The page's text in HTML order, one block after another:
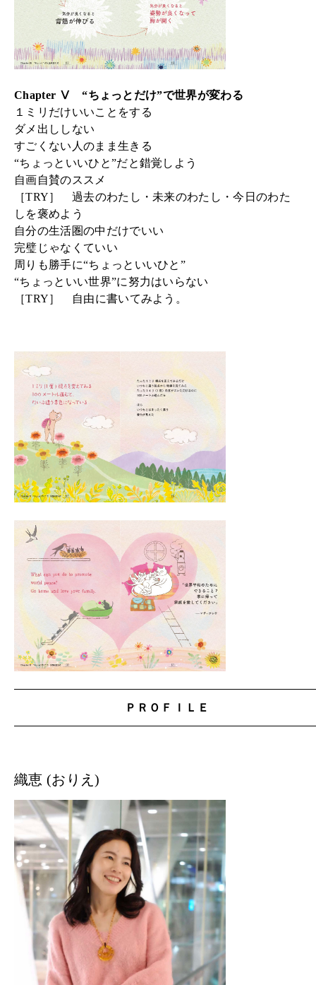
Chapter Ⅴ “ちょっとだけ”で世界が変わる
１ミリだけいいことをする
ダメ出ししない
すごくない人のまま生きる
“ちょっといいひと”だと錯覚しよう
自画自賛のススメ
［TRY］ 過去のわたし・未来のわたし・今日のわた
しを褒めよう
自分の生活圏の中だけでいい
完璧じゃなくていい
周りも勝手に“ちょっといいひと”
“ちょっといい世界”に努力はいらない
［TRY］ 自由に書いてみよう。
ＰＲＯＦＩＬＥ
織恵 (おりえ)